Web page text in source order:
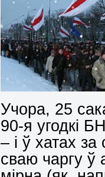
Учора, 25
90-я угодкі
– і ў хатах
сваю чаргу ў